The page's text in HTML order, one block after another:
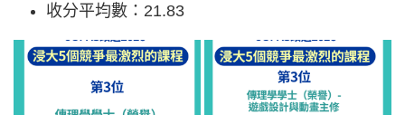
收分平均數：21.83